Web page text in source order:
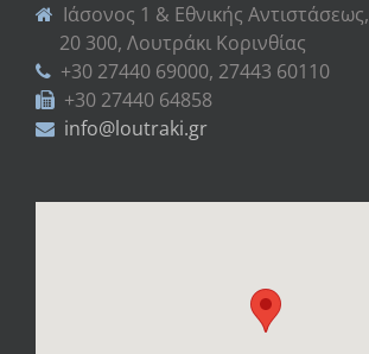
Ιάσονος 1 & Εθνικής Αντιστάσεως,
20 300, Λουτράκι Κορινθίας
+30 27440 69000, 27443 60110
+30 27440 64858
info@loutraki.gr